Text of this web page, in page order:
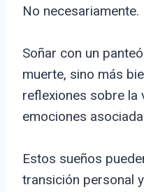
No necesariamente.
Soñar con un
muerte, sino más
reflexiones sobre la
emociones
Estos sueños
transición personal